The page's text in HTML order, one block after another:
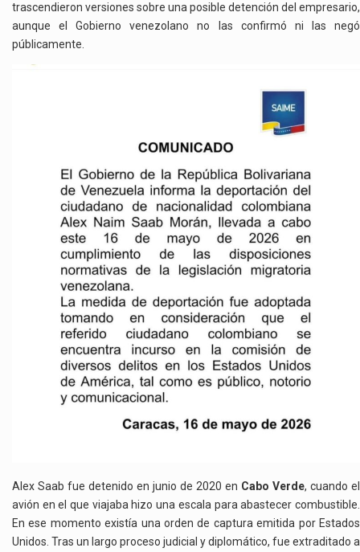
trascendieron versiones sobre una posible detención del empresario,
aunque el Gobierno venezolano no las confirmó ni las negó
públicamente.
Alex Saab fue detenido en junio de 2020 en Cabo Verde, cuando el
avión en el que viajaba hizo una escala para abastecer combustible.
En ese momento existía una orden de captura emitida por Estados
Unidos. Tras un largo proceso judicial y diplomático, fue extraditado a